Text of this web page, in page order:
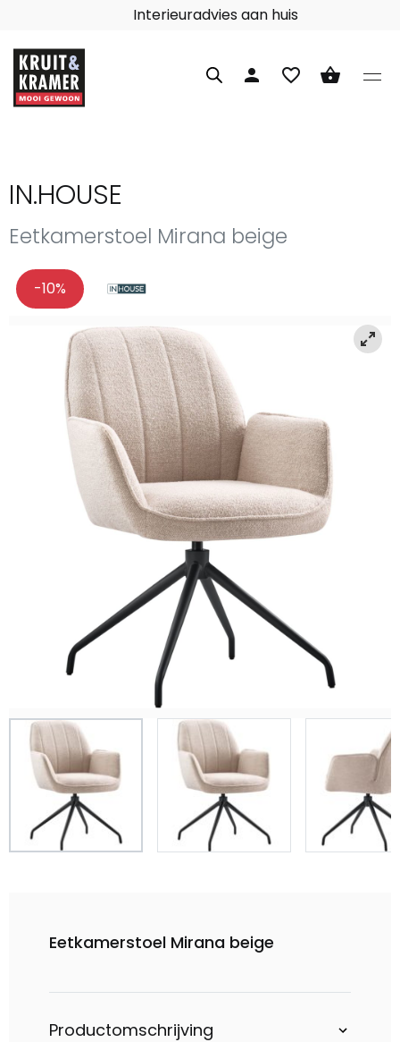
Interieuradvies aan huis
person favorite_border shopping_basket
IN.HOUSE
Eetkamerstoel Mirana beige
-10%
Eetkamerstoel Mirana beige
Productomschrijving